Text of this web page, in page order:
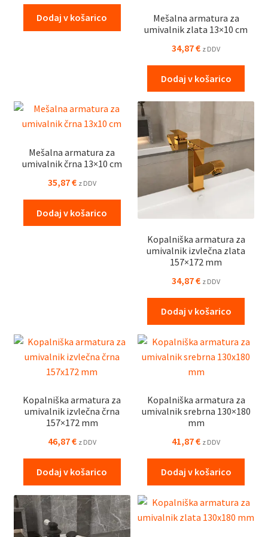
Dodaj v košarico
Mešalna armatura za
umivalnik zlata 13×10 cm
34,87€ z DDV
Dodaj v košarico
Mešalna armatura za
umivalnik črna 13×10 cm
35,87€ z DDV
Dodaj v košarico
Kopalniška armatura za
umivalnik izvlečna zlata
157×172 mm
34,87€ z DDV
Dodaj v košarico
Kopalniška armatura za
umivalnik izvlečna črna
157×172 mm
46,87€ z DDV
Dodaj v košarico
Kopalniška armatura za
umivalnik srebrna 130×180
mm
41,87€ z DDV
Dodaj v košarico